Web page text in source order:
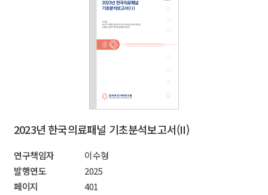
2023년 한국의료패널 기초분석보고서(II)
연구책임자
이수형
발행연도
2025
페이지
401